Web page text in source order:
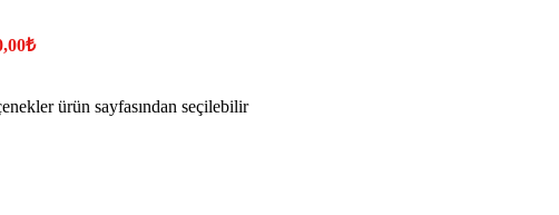
ürün sayfasından seçilebilir